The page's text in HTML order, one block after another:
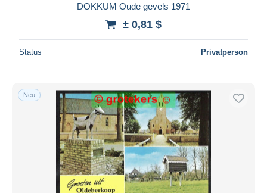
DOKKUM Oude gevels 1971
± 0,81 $
Status Privatperson
Neu